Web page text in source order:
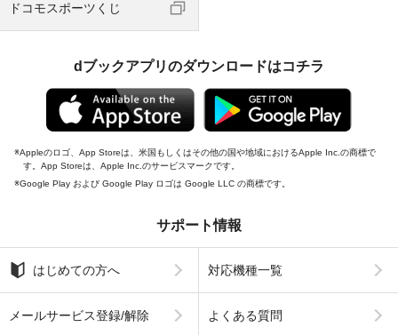
ドコモスポーツくじ
dブックアプリのダウンロードはコチラ
Appleのロゴ、App Storeは、米国もしくはその他の国や地域におけるApple Inc.の商標で
す。App Storeは、Apple Inc.のサービスマークです。
Google Play および Google Play ロゴは Google LLC の商標です。
サポート情報
はじめての方へ 対応機種一覧
メールサービス登録/解除 よくある質問